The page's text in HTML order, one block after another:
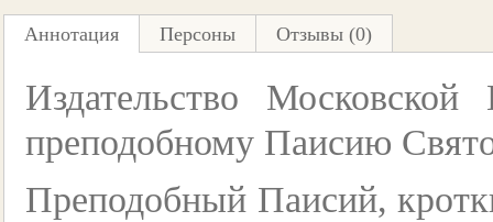
Аннотация Персоны Отзывы (0)
Издательство
преподобному Паисию
Преподобный Паисий,